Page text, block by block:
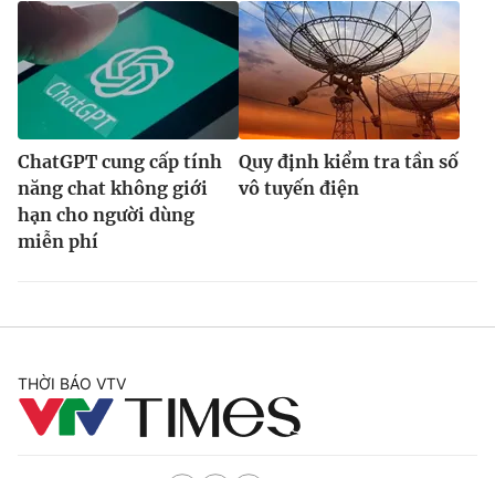
ChatGPT cung cấp tính
năng chat không giới
hạn cho người dùng
miễn phí
Quy định kiểm tra tần số
vô tuyến điện
THỜI BÁO VTV